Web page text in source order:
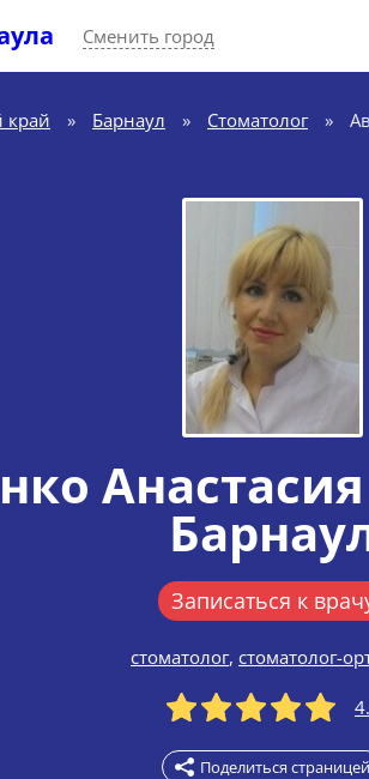
Сменить город
край » Барнаул » Стоматолог »
Записаться к
стоматолог, стоматолог-
Поделиться страницей